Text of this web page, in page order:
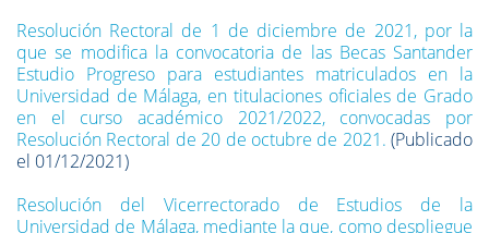
Resolución Rectoral de 1 de diciembre de 2021, por la
que se modifica la convocatoria de las Becas Santander
Estudio Progreso para estudiantes matriculados en la
Universidad de Málaga, en titulaciones oficiales de Grado
en el curso académico 2021/2022, convocadas por
Resolución Rectoral de 20 de octubre de 2021. (Publicado
el 01/12/2021)
Resolución del Vicerrectorado de Estudios de la
Universidad de Málaga, mediante la que, como despliegue